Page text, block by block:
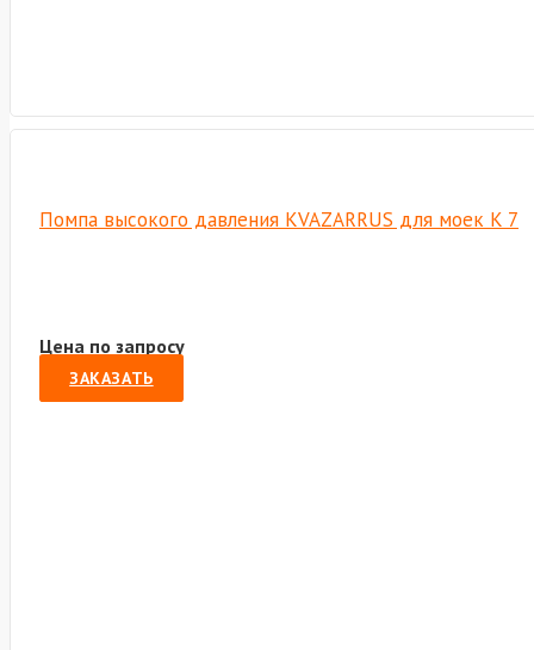
Помпа высокого давления KVAZARRUS для моек K 7
Цена по запросу
ЗАКАЗАТЬ